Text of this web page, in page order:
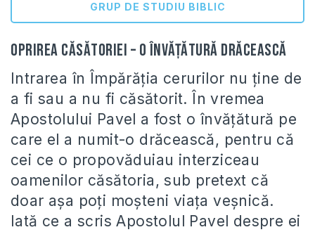
GRUP DE STUDIU BIBLIC
Oprirea căsătoriei – o învăţătură drăcească
Intrarea în Împărăţia cerurilor nu ţine de
a fi sau a nu fi căsătorit. În vremea
Apostolului Pavel a fost o învăţătură pe
care el a numit-o drăcească, pentru că
cei ce o propovăduiau interziceau
oamenilor căsătoria, sub pretext că
doar aşa poţi moşteni viaţa veşnică.
Iată ce a scris Apostolul Pavel despre ei